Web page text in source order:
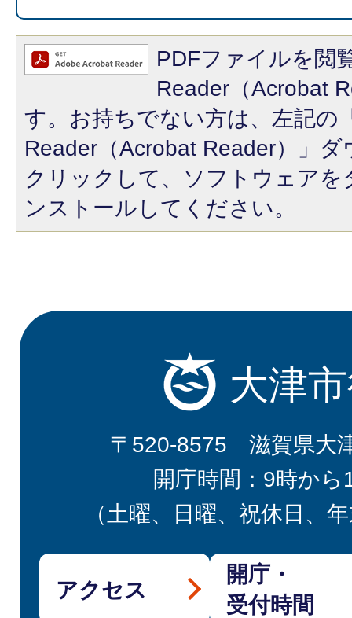
PDFファイルを閲
Reader（Acrobat
す。お持ちでない方は、左記の
Reader（Acrobat Reader）」
クリックして、ソフトウェア
ンストールしてください。
大津
〒520-8575 滋賀県大
開庁時間：9時から
（土曜、日曜、祝休日、
アクセス
開庁・
受付時間